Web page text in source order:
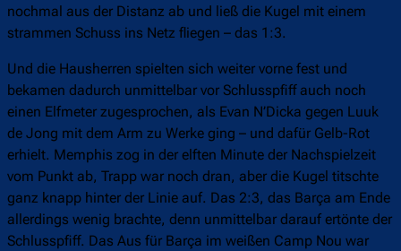
nochmal aus der Distanz ab und ließ die Kugel mit einem
strammen Schuss ins Netz fliegen – das 1:3.
Und die Hausherren spielten sich weiter vorne fest und
bekamen dadurch unmittelbar vor Schlusspfiff auch noch
einen Elfmeter zugesprochen, als Evan N’Dicka gegen Luuk
de Jong mit dem Arm zu Werke ging – und dafür Gelb-Rot
erhielt. Memphis zog in der elften Minute der Nachspielzeit
vom Punkt ab, Trapp war noch dran, aber die Kugel titschte
ganz knapp hinter der Linie auf. Das 2:3, das Barça am Ende
allerdings wenig brachte, denn unmittelbar darauf ertönte der
Schlusspfiff. Das Aus für Barça im weißen Camp Nou war